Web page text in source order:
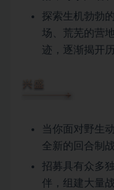
探索生机勃勃
场、荒芜的营
迹，逐渐揭开
当你面对野生
全新的回合制
招募具有众多
伴，组建大量